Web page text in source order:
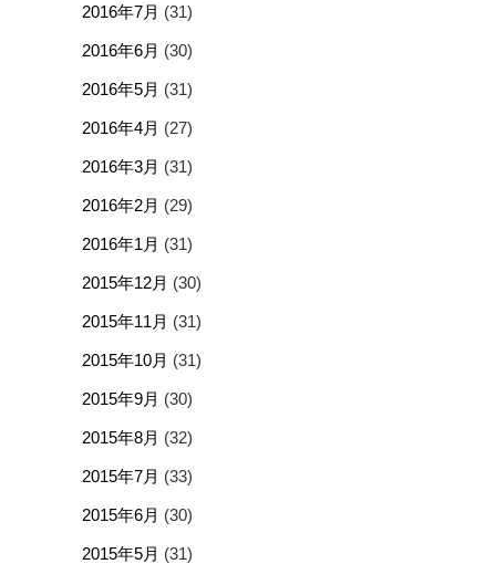
2016年7月 (31)
2016年6月 (30)
2016年5月 (31)
2016年4月 (27)
2016年3月 (31)
2016年2月 (29)
2016年1月 (31)
2015年12月 (30)
2015年11月 (31)
2015年10月 (31)
2015年9月 (30)
2015年8月 (32)
2015年7月 (33)
2015年6月 (30)
2015年5月 (31)